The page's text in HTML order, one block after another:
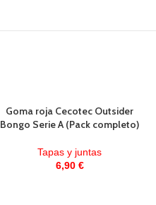
Goma roja Cecotec Outsider
Bongo Serie A (Pack completo)
Tapas y juntas
6,90 €